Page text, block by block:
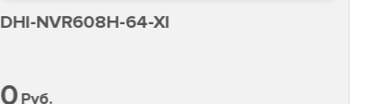
DHI-NVR608H-64-XI
0Руб.